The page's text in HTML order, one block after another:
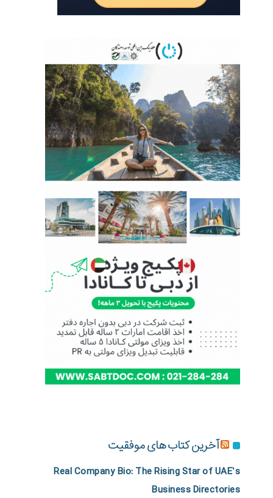
آخرین کتاب های موفقیت
Real Company Bio: The Rising Star of UAE’s
Business Directories